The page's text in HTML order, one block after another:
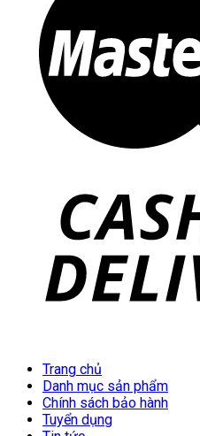
Trang chủ
Danh mục sản phẩm
Chính sách bảo hành
Tuyển dụng